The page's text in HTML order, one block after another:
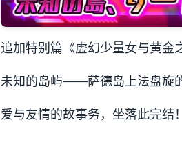
追加特别篇《虚幻少量女与黄金
未知的岛屿——萨德岛上法盘旋
爱与友情的故事务，坐落此完结！